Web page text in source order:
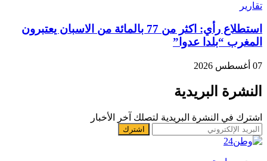
تقارير
استطلاع رأي: اكثر من 77 بالمائة من الاسبان يعتبرون
المغرب “بلدا عدوا”
07 أغسطس 2026
النشرة البريدية
اشترك في النشرة البريدية لتصلك آخر الأخبار